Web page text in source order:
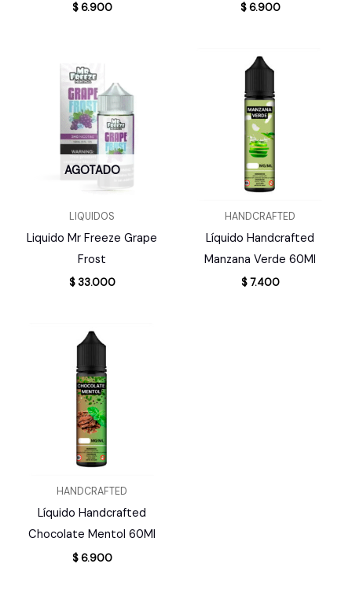
$6.900 $6.900
AGOTADO
LIQUIDOS
Liquido Mr Freeze Grape
Frost
$33.000
HANDCRAFTED
Líquido Handcrafted
Manzana Verde 60Ml
$7.400
HANDCRAFTED
Líquido Handcrafted
Chocolate Mentol 60Ml
$6.900